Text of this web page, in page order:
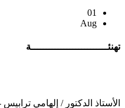
01
Aug
تهنئــــــــــــــــــــــــــة